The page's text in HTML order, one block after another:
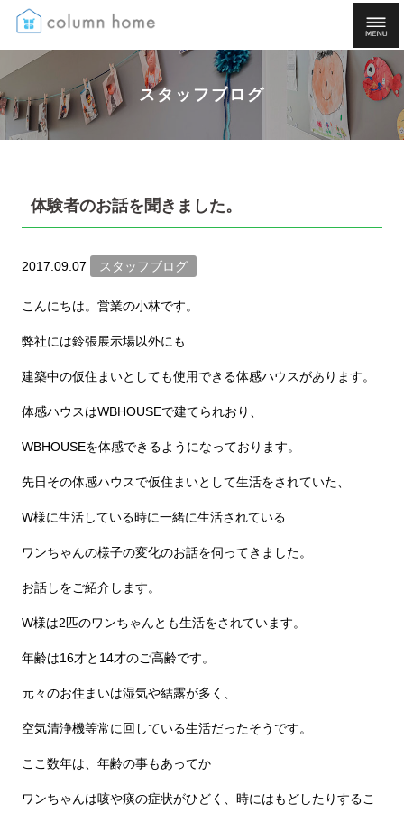
スタッフブログ
体験者のお話を聞きました。
2017.09.07 スタッフブログ
こんにちは。営業の小林です。
弊社には鈴張展示場以外にも
建築中の仮住まいとしても使用できる体感ハウスがあります。
体感ハウスはWBHOUSEで建てられおり、
WBHOUSEを体感できるようになっております。
先日その体感ハウスで仮住まいとして生活をされていた、
W様に生活している時に一緒に生活されている
ワンちゃんの様子の変化のお話を伺ってきました。
お話しをご紹介します。
W様は2匹のワンちゃんとも生活をされています。
年齢は16才と14才のご高齢です。
元々のお住まいは湿気や結露が多く、
空気清浄機等常に回している生活だったそうです。
ここ数年は、年齢の事もあってか
ワンちゃんは咳や痰の症状がひどく、時にはもどしたりするこ